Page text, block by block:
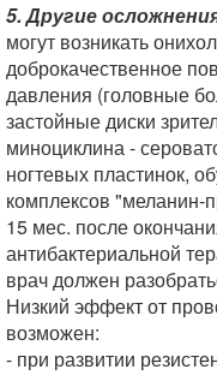
5. Другие
могут возникать
доброкачественное
давления (головные
застойные диски
миноциклина -
ногтевых пластинок,
комплексов
15 мес. после
антибактериальной
врач должен
Низкий эффект от
возможен:
- при развитии